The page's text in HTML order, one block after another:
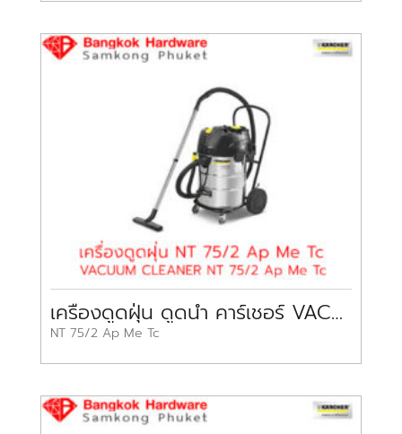
เครื่องดูดฝุ่น ดูดน้ำ คาร์เชอร์ VACUUM CLEANER KARCHER
NT 75/2 Ap Me Tc